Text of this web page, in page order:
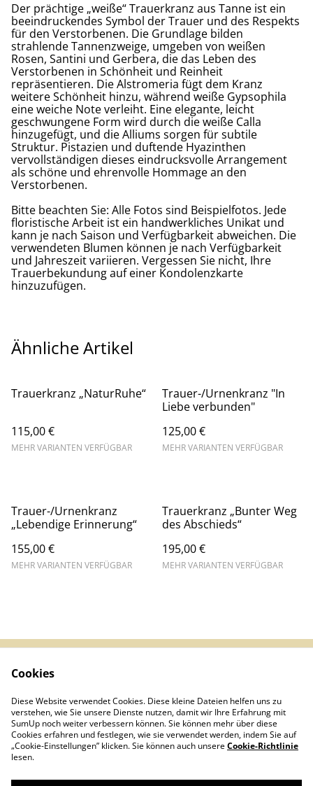
Der prächtige „weiße“ Trauerkranz aus Tanne ist ein
beeindruckendes Symbol der Trauer und des Respekts
für den Verstorbenen. Die Grundlage bilden
strahlende Tannenzweige, umgeben von weißen
Rosen, Santini und Gerbera, die das Leben des
Verstorbenen in Schönheit und Reinheit
repräsentieren. Die Alstromeria fügt dem Kranz
weitere Schönheit hinzu, während weiße Gypsophila
eine weiche Note verleiht. Eine elegante, leicht
geschwungene Form wird durch die weiße Calla
hinzugefügt, und die Alliums sorgen für subtile
Struktur. Pistazien und duftende Hyazinthen
vervollständigen dieses eindrucksvolle Arrangement
als schöne und ehrenvolle Hommage an den
Verstorbenen.
Bitte beachten Sie: Alle Fotos sind Beispielfotos. Jede
floristische Arbeit ist ein handwerkliches Unikat und
kann je nach Saison und Verfügbarkeit abweichen. Die
verwendeten Blumen können je nach Verfügbarkeit
und Jahreszeit variieren. Vergessen Sie nicht, Ihre
Trauerbekundung auf einer Kondolenzkarte
hinzuzufügen.
Ähnliche Artikel
Trauerkranz „NaturRuhe“
115,00 €
MEHR VARIANTEN VERFÜGBAR
Trauer-/Urnenkranz "In
Liebe verbunden"
125,00 €
MEHR VARIANTEN VERFÜGBAR
Trauer-/Urnenkranz
„Lebendige Erinnerung“
155,00 €
MEHR VARIANTEN VERFÜGBAR
Trauerkranz „Bunter Weg
des Abschieds“
195,00 €
MEHR VARIANTEN VERFÜGBAR
Infos (DE/EN/ES)
Kontakt
Cookies
Cookies
Diese Website verwendet Cookies. Diese kleine Dateien helfen uns zu
verstehen, wie Sie unsere Dienste nutzen, damit wir Ihre Erfahrung mit
SumUp noch weiter verbessern können. Sie können mehr über diese
Cookies erfahren und festlegen, wie sie verwendet werden, indem Sie auf
„Cookie-Einstellungen” klicken. Sie können auch unsereCookie-Richtlinie
lesen.